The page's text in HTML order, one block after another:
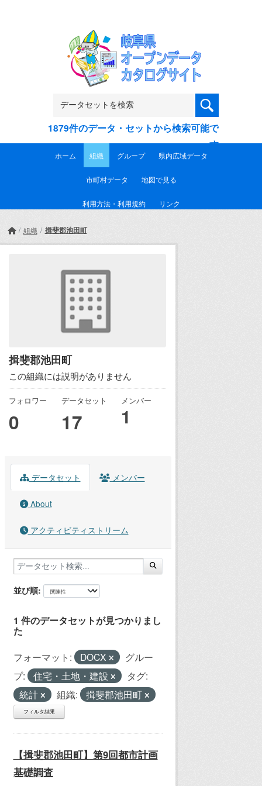
1879件のデータ・セットから検索可能で
す
ホーム 組織 グループ 県内広域データ
市町村データ 地図で見る
利用方法・利用規約 リンク
組織 揖斐郡池田町
揖斐郡池田町
この組織には説明がありません
フォロワー
0
データセット
17
メンバー
1
データセット メンバー
About
アクティビティストリーム
並び順
1 件のデータセットが見つかりまし
た
フォーマット: DOCX
グルー
プ:
住宅・土地・建設
タグ:
統計
組織: 揖斐郡池田町
フィルタ結果
【揖斐郡池田町】第9回都市計画
基礎調査